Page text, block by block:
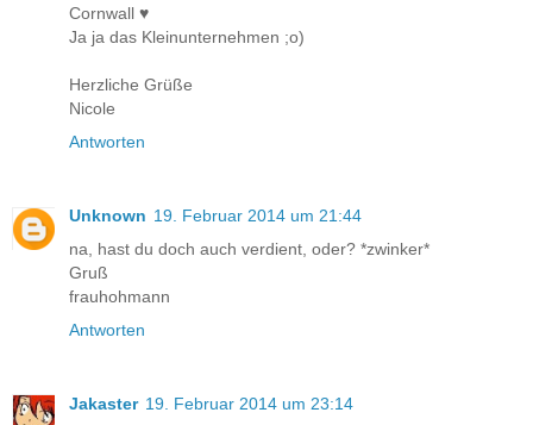
Cornwall ♥
Ja ja das Kleinunternehmen ;o)
Herzliche Grüße
Nicole
Antworten
Unknown 19. Februar 2014 um 21:44
na, hast du doch auch verdient, oder? *zwinker*
Gruß
frauhohmann
Antworten
Jakaster 19. Februar 2014 um 23:14